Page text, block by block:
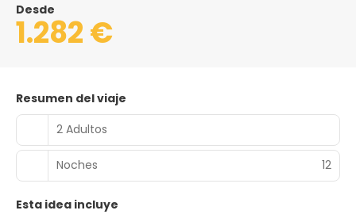
Desde
1.282 €
Resumen del viaje
2 Adultos
Noches 12
Esta idea incluye